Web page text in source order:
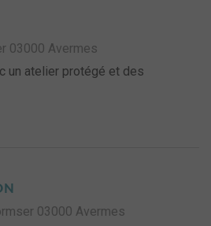
03000 Avermes
un atelier protégé et des
03000 Avermes